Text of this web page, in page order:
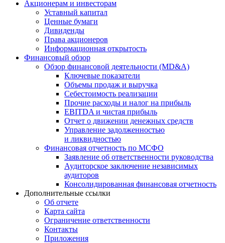
Акционерам и инвесторам
Уставный капитал
Ценные бумаги
Дивиденды
Права акционеров
Информационная открытость
Финансовый обзор
Обзор финансовой деятельности (MD&A)
Ключевые показатели
Объемы продаж и выручка
Себестоимость реализации
Прочие расходы и налог на прибыль
EBITDA и чистая прибыль
Отчет о движении денежных средств
Управление задолженностью
и ликвидностью
Финансовая отчетность по МСФО
Заявление об ответственности руководства
Аудиторское заключение независимых
аудиторов
Консолидированная финансовая отчетность
Дополнительные ссылки
Об отчете
Карта сайта
Ограничение ответственности
Контакты
Приложения